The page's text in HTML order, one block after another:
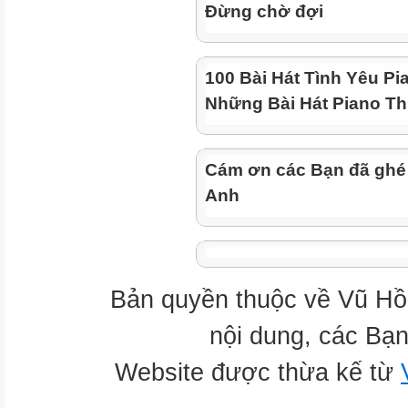
Đừng chờ đợi
100 Bài Hát Tình Yêu
Những Bài Hát Piano
Cám ơn các Bạn đã
Anh
Bản quyền thuộc về Vũ
nội dung, các
Website được thừa kế từ